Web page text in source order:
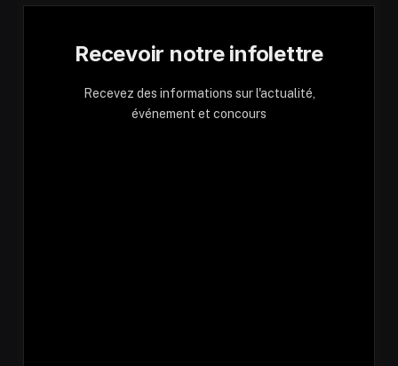
Recevoir notre infolettre
Recevez des informations sur l'actualité,
événement et concours